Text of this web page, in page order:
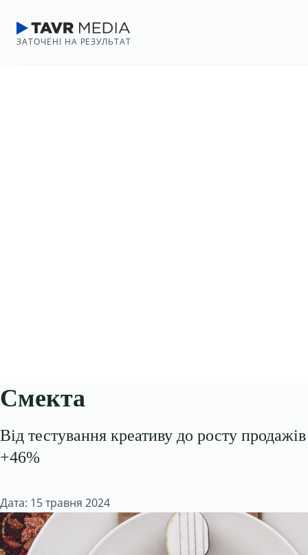
ЗАТОЧЕНІ НА РЕЗУЛЬТАТ
Смекта
Від тестування креативу до росту продажів
+46%
Дата: 15 травня 2024